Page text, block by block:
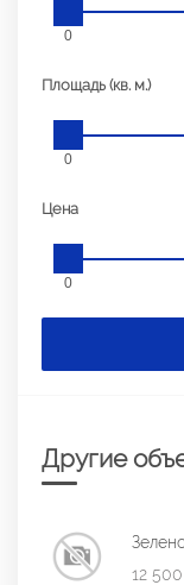
0
Площадь (кв. м.)
0
Цена
0
Другие
12